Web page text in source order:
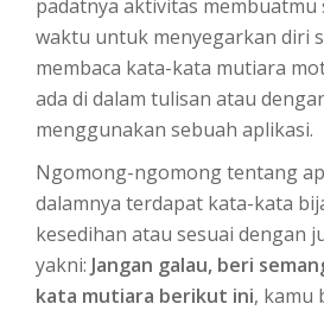
padatnya aktivitas membuatmu
waktu untuk menyegarkan diri
membaca kata-kata mutiara
ada di dalam tulisan atau
menggunakan sebuah aplikasi.
Ngomong-ngomong tentang
dalamnya terdapat kata-kata
kesedihan atau sesuai dengan
yakni: Jangan galau, beri
kata mutiara berikut ini, kamu